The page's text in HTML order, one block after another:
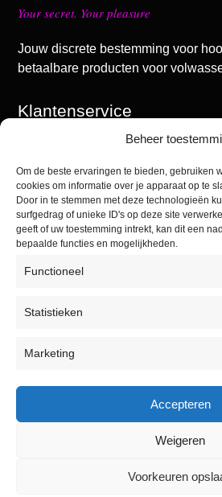
Beheer
Om de beste ervaringen te bieden, gebruiken
cookies om informatie over je apparaat op te
Door in te stemmen met deze technologieën
surfgedrag of unieke ID's op deze site
geeft of uw toestemming intrekt, kan dit een
bepaalde functies en mogelijkheden.
Functioneel
Statistieken
Marketing
Accepteren
Weigeren
Voorkeuren
Your secret. Your pleasure
Jouw discrete bestemming voor
betaalbare producten voor
Klantenservice
Winkel
Contact
Informatie
Privacyverklaring
© 2026 - Secret Moments | Powered by